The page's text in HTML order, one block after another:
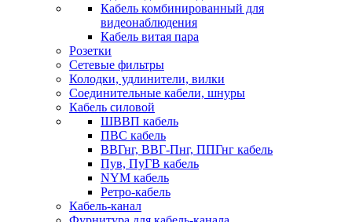
Кабель комбинированный для
видеонаблюдения
Кабель витая пара
Розетки
Сетевые фильтры
Колодки, удлинители, вилки
Соединительные кабели, шнуры
Кабель силовой
ШВВП кабель
ПВС кабель
ВВГнг, ВВГ-Пнг, ППГнг кабель
Пув, ПуГВ кабель
NYM кабель
Ретро-кабель
Кабель-канал